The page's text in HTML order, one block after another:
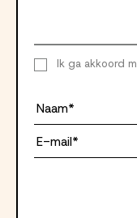
Ik ga akkoord
Ik ga akkoord
Naam*
Email*